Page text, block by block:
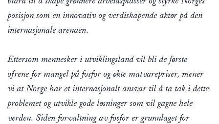
posisjon som en innovativ og verdiskapende aktør på den
internasjonale arenaen.
Ettersom mennesker i utviklingsland vil bli de første
ofrene for mangel på fosfor og økte matvarepriser, mener
vi at Norge har et internasjonalt ansvar til å ta tak i dette
problemet og utvikle gode løsninger som vil gagne hele
verden. Siden forvaltning av fosfor er grunnlaget for